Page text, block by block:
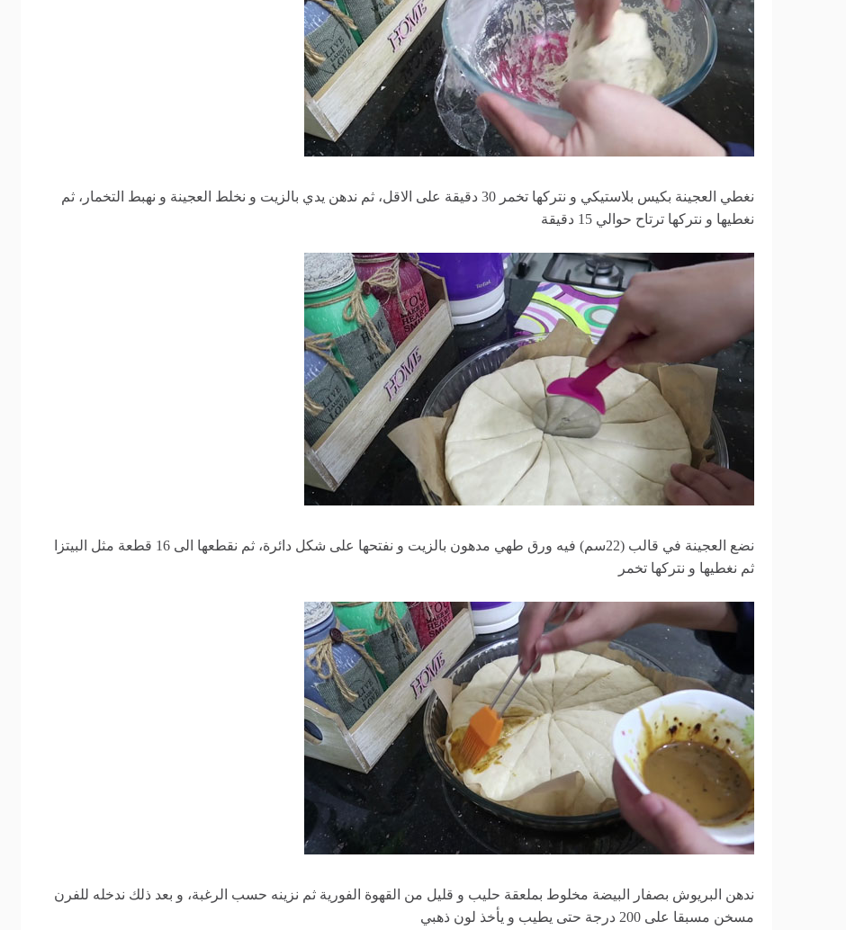
نغطي العجينة بكيس بلاستيكي و نتركها تخمر 30 دقيقة على الاقل، ثم ندهن يدي بالزيت و نخلط العجينة و نهبط التخمار، ثم
نغطيها و نتركها ترتاح حوالي 15 دقيقة
نضع العجينة في قالب (22سم) فيه ورق طهي مدهون بالزيت و نفتحها على شكل دائرة، ثم نقطعها الى 16 قطعة مثل البيتزا
ثم نغطيها و نتركها تخمر
ندهن البريوش بصفار البيضة مخلوط بملعقة حليب و قليل من القهوة الفورية ثم نزينه حسب الرغبة، و بعد ذلك ندخله للفرن
مسخن مسبقا على 200 درجة حتى يطيب و يأخذ لون ذهبي